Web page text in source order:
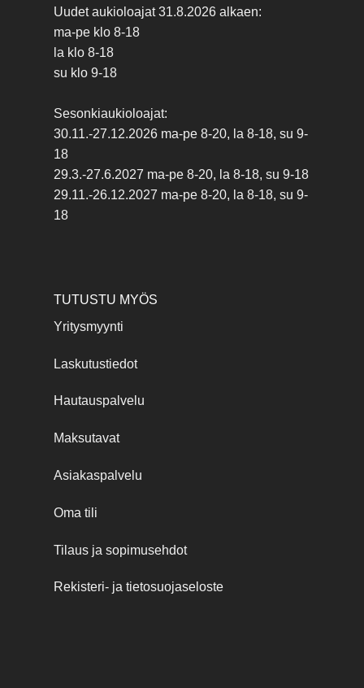
Uudet aukioloajat 31.8.2026 alkaen:
ma-pe klo 8-18
la klo 8-18
su klo 9-18
Sesonkiaukioloajat:
30.11.-27.12.2026 ma-pe 8-20, la 8-18, su 9-
18
29.3.-27.6.2027 ma-pe 8-20, la 8-18, su 9-18
29.11.-26.12.2027 ma-pe 8-20, la 8-18, su 9-
18
TUTUSTU MYÖS
Yritysmyynti
Laskutustiedot
Hautauspalvelu
Maksutavat
Asiakaspalvelu
Oma tili
Tilaus ja sopimusehdot
Rekisteri- ja tietosuojaseloste